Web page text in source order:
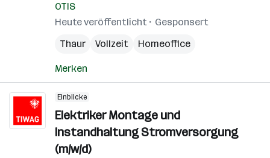
OTIS
Heute veröffentlicht
Gesponsert
Thaur
Vollzeit Homeoffice
Merken
Einblicke
Elektriker Montage und
Instandhaltung Stromversorgung
(m/w/d)